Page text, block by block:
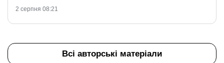
2 серпня 08:21
Всі авторські матеріали